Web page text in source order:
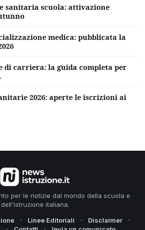
sanitaria scuola: attivazione
medica: pubblicata la
di carriera: la guida completa per
2026: aperte le iscrizioni ai
per le notizie dal mondo della scuola e
dell'istruzione italiana.
Linee Editoriali
Disclaimer